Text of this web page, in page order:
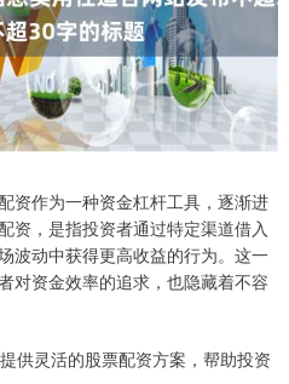
资作为一种资金杠杆工具，逐渐进
资，是指投资者通过特定渠道借入
波动中获得更高收益的行为。这一
对资金效率的追求，也隐藏着不容
供灵活的股票配资方案，帮助投资